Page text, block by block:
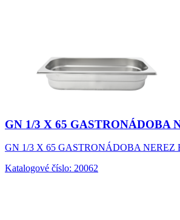
GN 1/3 X 65 GASTRONÁDOBA
GN 1/3 X 65 GASTRONÁDOBA NEREZ
Katalogové číslo: 20062